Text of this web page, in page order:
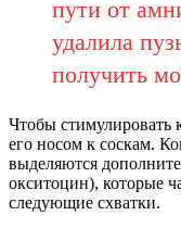
пути от
удалила
получить
Чтобы стимулировать
его носом к соскам.
выделяются
окситоцин), которые
следующие схватки.